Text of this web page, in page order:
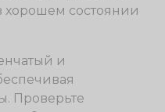
хорошем состоянии
и
Проверьте